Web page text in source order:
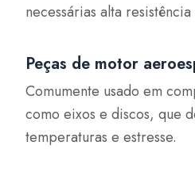
necessárias alta
Peças de motor
Comumente usado em
como eixos e discos, que
temperaturas e estresse.